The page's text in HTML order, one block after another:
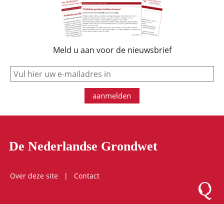
Meld u aan voor de nieuwsbrief
e-mail
aanmelden
De Nederlandse Grondwet
Over deze site
Contact
Logo